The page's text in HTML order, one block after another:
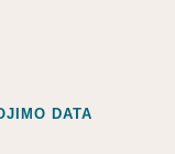
DATA